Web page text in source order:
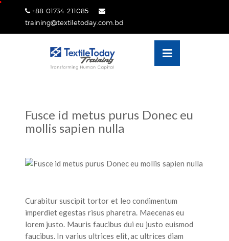
Skip
+88 01734 211085
training@textiletoday.com.bd
Fusce id metus purus Donec eu
mollis sapien nulla
Curabitur suscipit tortor et leo condimentum
imperdiet egestas risus pharetra. Maecenas eu
lorem justo. Mauris faucibus dui eu justo euismod
faucibus. In varius ultrices elit, ac ultrices diam